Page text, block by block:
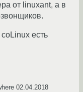
от linuxant, а в
есть
02.04.2018